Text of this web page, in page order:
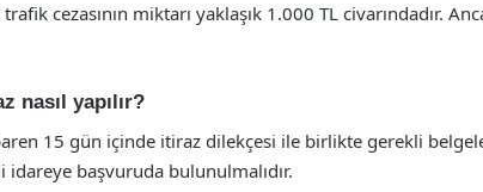
cezasının miktarı yaklaşık 1.000 TL civarındadır.
nasıl yapılır?
15 gün içinde itiraz dilekçesi ile birlikte gerekli
başvuruda bulunulmalıdır.